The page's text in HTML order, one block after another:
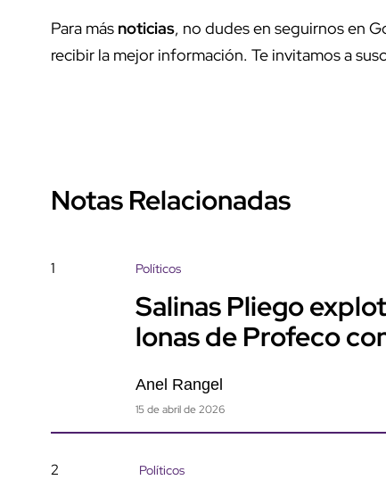
Para más noticias, no dudes en seguirnos en
recibir la mejor información. Te invitamos a
Notas Relacionadas
1 Políticos
Salinas Pliego
lonas de Profeco
Anel Rangel
15 de abril de 2026
2 Políticos